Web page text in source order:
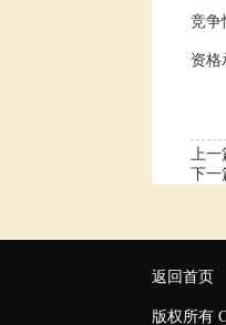
竞争
资格
上一
下一
返回首页
版权所有